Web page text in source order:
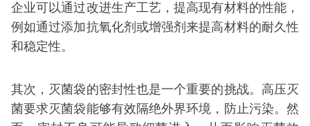
企业可以通过改进生产工艺，提高现有材料的性能，
例如通过添加抗氧化剂或增强剂来提高材料的耐久性
和稳定性。
其次，灭菌袋的密封性也是一个重要的挑战。高压灭
菌要求灭菌袋能够有效隔绝外界环境，防止污染。然